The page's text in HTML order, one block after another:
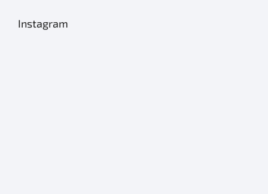
Instagram